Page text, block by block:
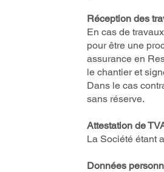
Réception des
En cas de
pour être une
assurance en
le chantier et
Dans le cas
sans réserve.
Attestation de
La Société étant
Données